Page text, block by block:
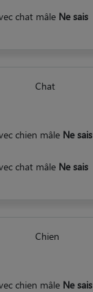
chat mâle Ne sais
Chat
chien mâle Ne sais
chat mâle Ne sais
Chien
chien mâle Ne sais